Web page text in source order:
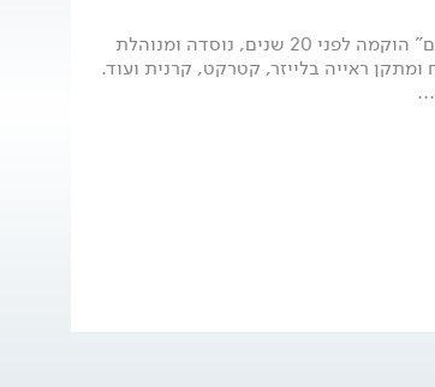
רשת המרכזים הרפואיים "עיניים" הוקמה לפני 20 שנים, נוסדה ומנוהלת
ומתקן ראייה בלייזר, קטרקט, קרנית ועוד.